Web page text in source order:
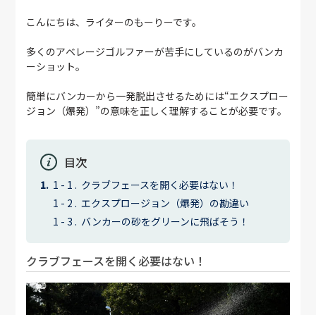
こんにちは、ライターのもーりーです。
多くのアベレージゴルファーが苦手にしているのがバンカ
ーショット。
簡単にバンカーから一発脱出させるためには“エクスプロー
ジョン（爆発）”の意味を正しく理解することが必要です。
目次
クラブフェースを開く必要はない！
エクスプロージョン（爆発）の勘違い
バンカーの砂をグリーンに飛ばそう！
クラブフェースを開く必要はない！